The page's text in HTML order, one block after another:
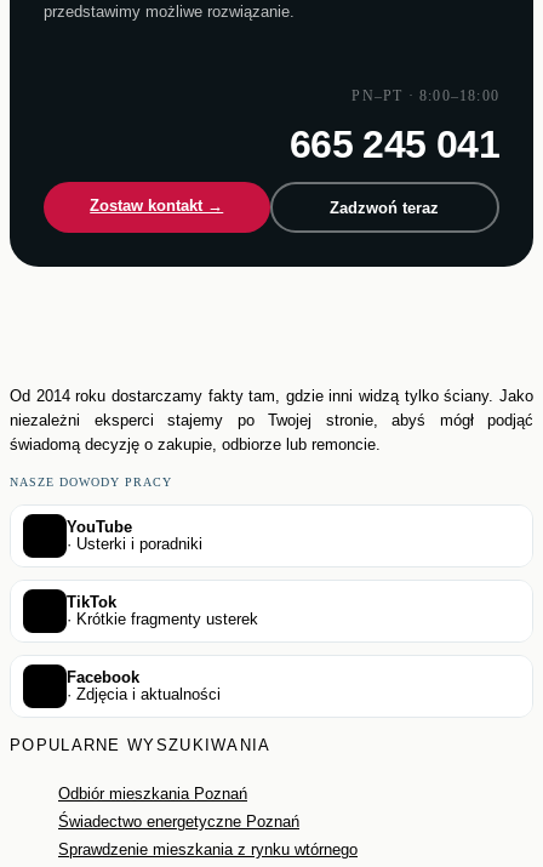
przedstawimy możliwe rozwiązanie.
PN–PT · 8:00–18:00
665 245 041
Zostaw kontakt → Zadzwoń teraz
Od 2014 roku dostarczamy fakty tam, gdzie inni widzą tylko ściany. Jako
niezależni eksperci stajemy po Twojej stronie, abyś mógł podjąć
świadomą decyzję o zakupie, odbiorze lub remoncie.
NASZE DOWODY PRACY
YouTube
· Usterki i poradniki
TikTok
· Krótkie fragmenty usterek
Facebook
· Zdjęcia i aktualności
POPULARNE WYSZUKIWANIA
Odbiór mieszkania Poznań
Świadectwo energetyczne Poznań
Sprawdzenie mieszkania z rynku wtórnego